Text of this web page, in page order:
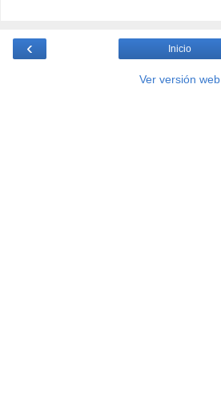
‹ Inicio
Ver versión web